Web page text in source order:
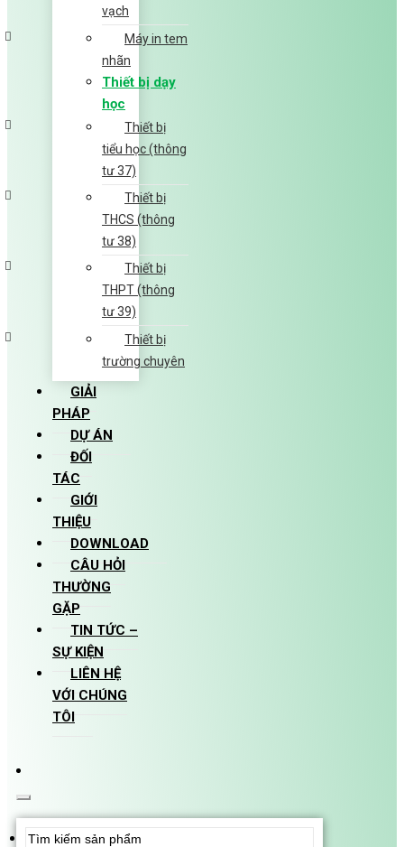
vạch
Máy in tem
nhãn
Thiết bị dạy
học
Thiết bị
tiểu học (thông
tư 37)
Thiết bị
THCS (thông
tư 38)
Thiết bị
THPT (thông
tư 39)
Thiết bị
trường chuyên
GIẢI
PHÁP
DỰ ÁN
ĐỐI
TÁC
GIỚI
THIỆU
DOWNLOAD
CÂU HỎI
THƯỜNG
GẶP
TIN TỨC –
SỰ KIỆN
LIÊN HỆ
VỚI CHÚNG
TÔI
Search